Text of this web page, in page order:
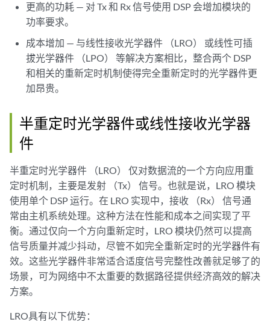
更高的功耗 — 对 Tx 和 Rx 信号使用 DSP 会增加模块的
功率要求。
成本增加 — 与线性接收光学器件 （LRO） 或线性可插
拔光学器件 （LPO） 等解决方案相比，整合两个 DSP
和相关的重新定时机制使得完全重新定时的光学器件更
加昂贵。
半重定时光学器件或线性接收光学器
件
半重定时光学器件 （LRO） 仅对数据流的一个方向应用重
定时机制，主要是发射 （Tx） 信号。也就是说，LRO 模块
使用单个 DSP 运行。在 LRO 实现中，接收 （Rx） 信号通
常由主机系统处理。这种方法在性能和成本之间实现了平
衡。通过仅向一个方向重新定时，LRO 模块仍然可以提高
信号质量并减少抖动，尽管不如完全重新定时的光学器件有
效。这些光学器件非常适合适度信号完整性改善就足够了的
场景，可为网络中不太重要的数据路径提供经济高效的解决
方案。
LRO具有以下优势：